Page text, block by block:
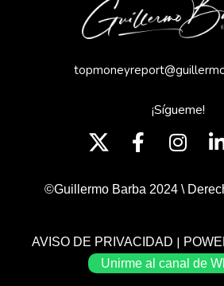
¡Sígueme!
©Guillermo Barba 2024 \
AVISO DE PRIVACIDAD |
Unirme al canal de